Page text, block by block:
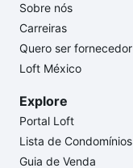
Sobre nós
Carreiras
Quero ser fornecedor
Loft México
Explore
Portal Loft
Lista de Condomínios
Guia de Venda